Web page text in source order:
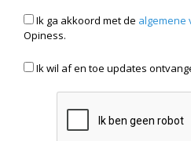
Ik ga akkoord met de algemene
Opiness.
Ik wil af en toe updates